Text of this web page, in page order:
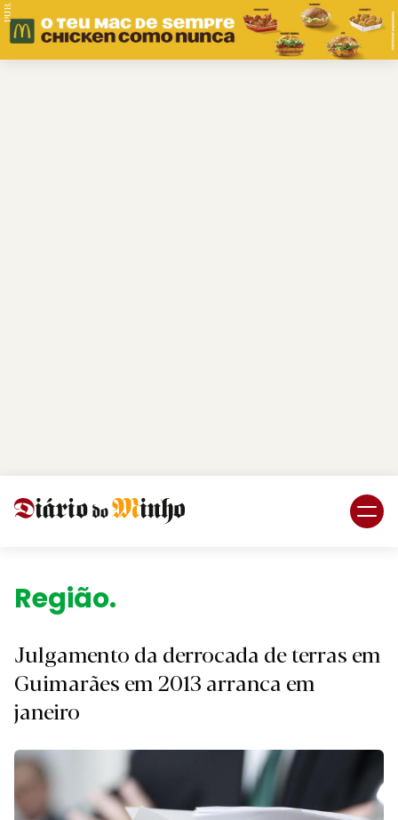
PUB.
Região.
Julgamento da derrocada de terras em
Guimarães em 2013 arranca em
janeiro